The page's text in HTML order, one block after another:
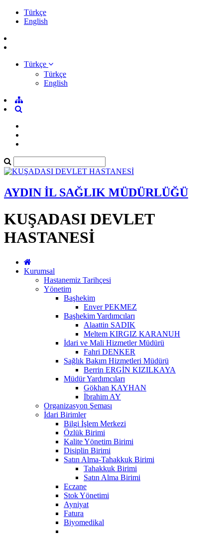
Türkçe
English
Türkçe
Türkçe
English
AYDIN İL SAĞLIK MÜDÜRLÜĞÜ
KUŞADASI DEVLET
HASTANESİ
Kurumsal
Hastanemiz Tarihçesi
Yönetim
Başhekim
Enver PEKMEZ
Başhekim Yardımcıları
Alaattin SADIK
Meltem KIRGIZ KARANUH
İdari ve Mali Hizmetler Müdürü
Fahri DENKER
Sağlık Bakım Hizmetleri Müdürü
Berrin ERGİN KIZILKAYA
Müdür Yardımcıları
Gökhan KAYHAN
İbrahim AY
Organizasyon Şeması
İdari Birimler
Bilgi İşlem Merkezi
Özlük Birimi
Kalite Yönetim Birimi
Disiplin Birimi
Satın Alma-Tahakkuk Birimi
Tahakkuk Birimi
Satın Alma Birimi
Eczane
Stok Yönetimi
Ayniyat
Fatura
Biyomedikal